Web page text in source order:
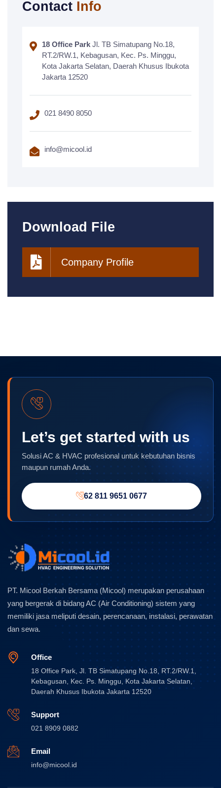
Contact Info
18 Office Park Jl. TB Simatupang No.18,
RT.2/RW.1, Kebagusan, Kec. Ps. Minggu,
Kota Jakarta Selatan, Daerah Khusus Ibukota
Jakarta 12520
021 8490 8050
info@micool.id
Download File
Company Profile
Let’s get started with us
Solusi AC & HVAC profesional untuk kebutuhan bisnis
maupun rumah Anda.
62 811 9651 0677
PT. Micool Berkah Bersama (Micool) merupakan perusahaan
yang bergerak di bidang AC (Air Conditioning) sistem yang
memiliki jasa meliputi desain, perencanaan, instalasi, perawatan
dan sewa.
Office
18 Office Park, Jl. TB Simatupang No.18, RT.2/RW.1,
Kebagusan, Kec. Ps. Minggu, Kota Jakarta Selatan,
Daerah Khusus Ibukota Jakarta 12520
Support
021 8909 0882
Email
info@micool.id